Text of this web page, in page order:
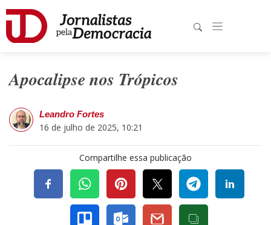
Apocalipse nos Trópicos
Leandro Fortes
16 de julho de 2025, 10:21
Compartilhe essa publicação